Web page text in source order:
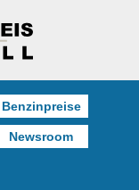
Benzinpreise
Newsroom